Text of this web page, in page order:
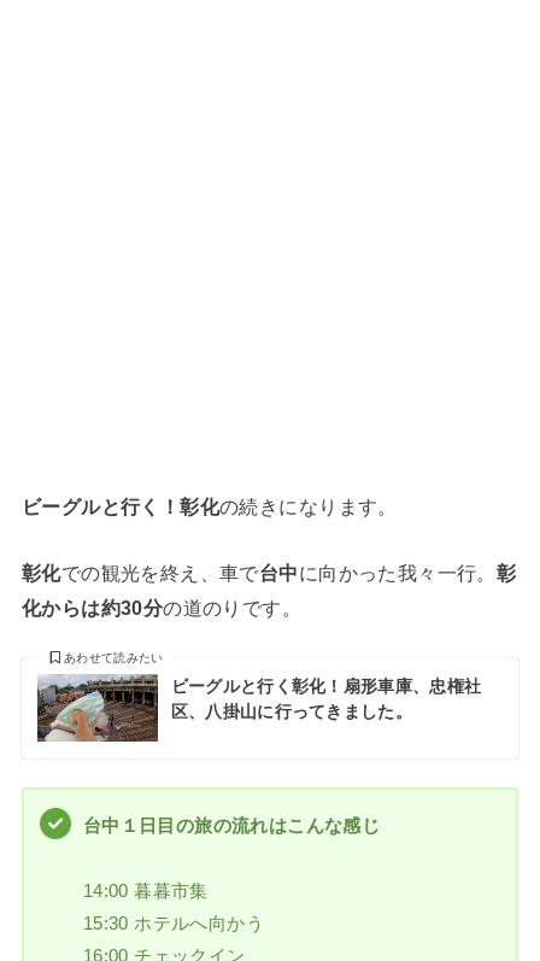
ビーグルと行く！彰化の続きになります。
彰化での観光を終え、車で台中に向かった我々一行。 彰
化からは約30分の道のりです。
ビーグルと行く彰化！扇形車庫、忠権社
区、八掛山に行ってきました。
あわせて読みたい
台中１日目の旅の流れはこんな感じ
14:00 暮暮市集
15:30 ホテルへ向かう
16:00 チェックイン